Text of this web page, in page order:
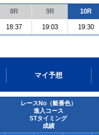
8R 9R 10R
18:37 19:03 19:30
マイ予想
レースNo（艇番色）
進入コース
STタイミング
成績